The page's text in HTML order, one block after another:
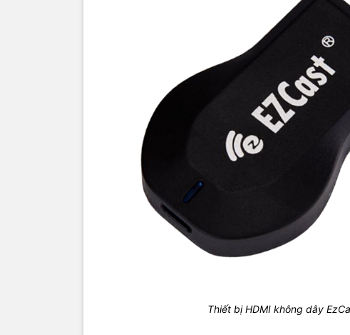
Thiết bị HDMI không dây